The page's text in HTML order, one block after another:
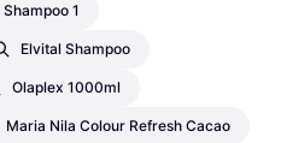
1
Elvital Shampoo
Olaplex 1000ml
Maria Nila Colour Refresh Cacao